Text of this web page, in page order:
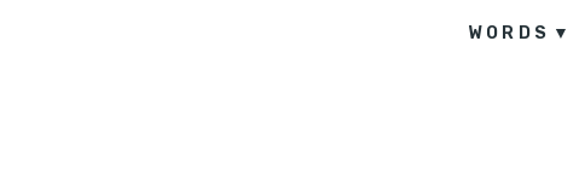
WORDS